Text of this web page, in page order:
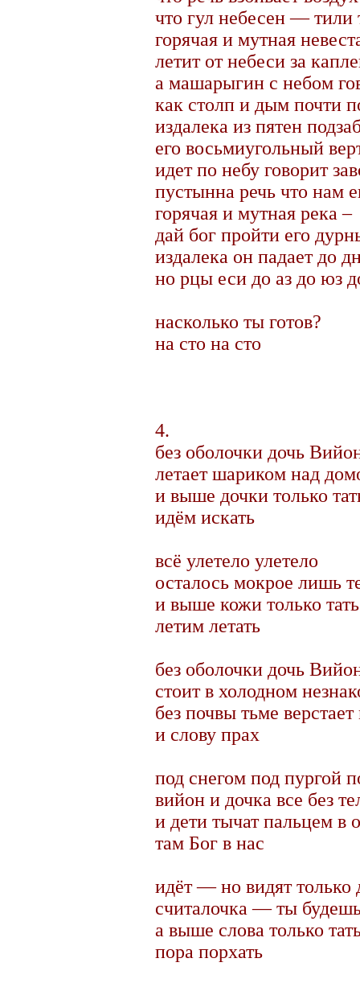
что гул небесен — тили
горячая и мутная
летит от небеси за
а машарыгин с небом
как столп и дым почти
издалека из пятен
его восьмиугольный
идет по небу говорит
пустынна речь что нам
горячая и мутная река –
дай бог пройти его
издалека он падает до
но рцы еси до аз до юз
насколько ты готов?
на сто на сто
4.
без оболочки дочь
летает шариком над
и выше дочки только
идём искать
всё улетело улетело
осталось мокрое лишь
и выше кожи только тать
летим летать
без оболочки дочь
стоит в холодном
без почвы тьме
и слову прах
под снегом под пургой
вийон и дочка все без
и дети тычат пальцем в
там Бог в нас
идёт — но видят только
считалочка — ты
а выше слова только
пора порхать